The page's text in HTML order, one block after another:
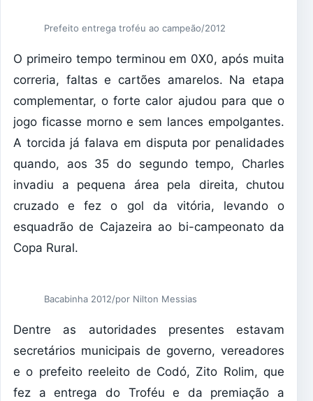
Prefeito entrega troféu ao campeão/2012
O primeiro tempo terminou em 0X0, após muita
correria, faltas e cartões amarelos. Na etapa
complementar, o forte calor ajudou para que o
jogo ficasse morno e sem lances empolgantes.
A torcida já falava em disputa por penalidades
quando, aos 35 do segundo tempo, Charles
invadiu a pequena área pela direita, chutou
cruzado e fez o gol da vitória, levando o
esquadrão de Cajazeira ao bi-campeonato da
Copa Rural.
Bacabinha 2012/por Nilton Messias
Dentre as autoridades presentes estavam
secretários municipais de governo, vereadores
e o prefeito reeleito de Codó, Zito Rolim, que
fez a entrega do Troféu e da premiação a